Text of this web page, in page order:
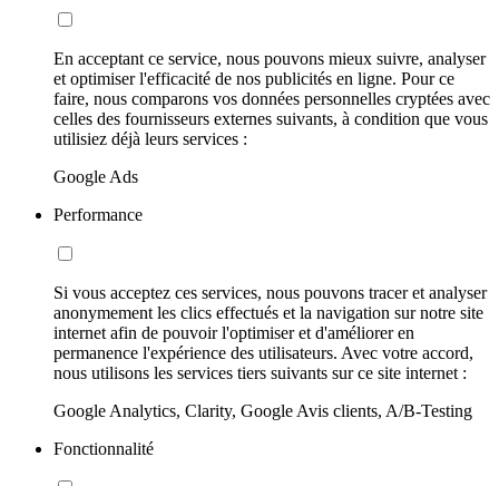
En acceptant ce service, nous pouvons mieux suivre, analyser
et optimiser l'efficacité de nos publicités en ligne. Pour ce
faire, nous comparons vos données personnelles cryptées avec
celles des fournisseurs externes suivants, à condition que vous
utilisiez déjà leurs services :
Google Ads
Performance
Si vous acceptez ces services, nous pouvons tracer et analyser
anonymement les clics effectués et la navigation sur notre site
internet afin de pouvoir l'optimiser et d'améliorer en
permanence l'expérience des utilisateurs. Avec votre accord,
nous utilisons les services tiers suivants sur ce site internet :
Google Analytics, Clarity, Google Avis clients, A/B-Testing
Fonctionnalité